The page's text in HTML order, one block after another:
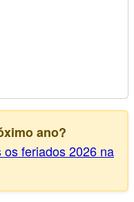
ano?
os feriados 2026 na